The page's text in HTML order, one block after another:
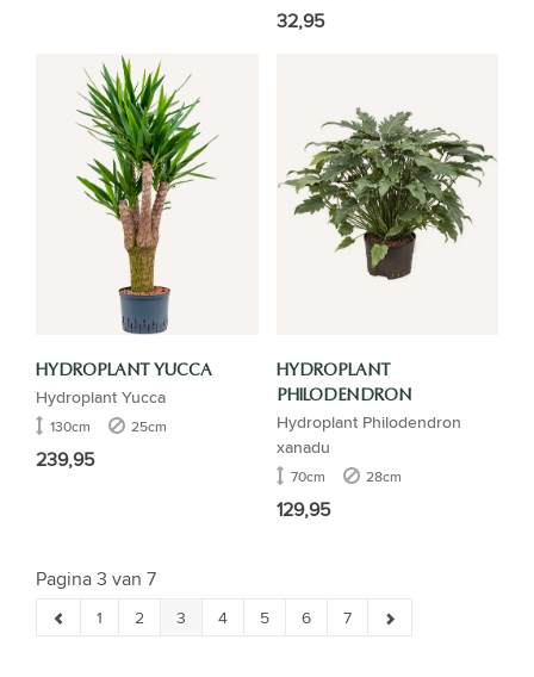
32,95
HYDROPLANT YUCCA
Hydroplant Yucca
130cm 25cm
239,95
HYDROPLANT
PHILODENDRON
Hydroplant Philodendron
xanadu
70cm 28cm
129,95
Pagina 3 van 7
1 2 3 4 5 6 7